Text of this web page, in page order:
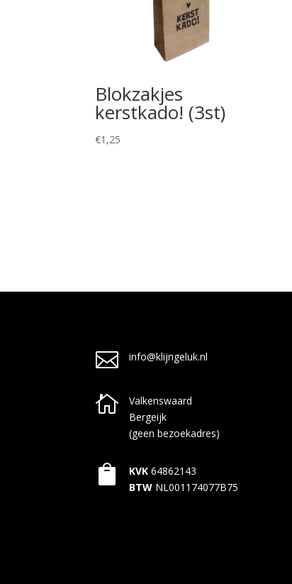
Blokzakjes
kerstkado! (3st)
€1,25
 info@klijngeluk.nl

Valkenswaard
Bergeijk
(geen bezoekadres)
 KVK 64862143
BTW NL001174077B75